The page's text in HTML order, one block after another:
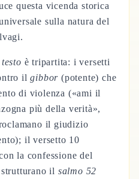
questa vicenda storica
sulla natura del
è tripartita: i versetti
ilgibbor (potente) che
di violenza («ami il
più della verità»,
il giudizio
il versetto 10
la confessione del
il salmo 52